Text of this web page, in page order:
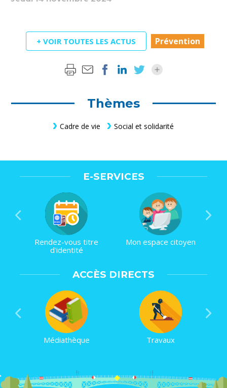
+ VOIR TOUTES LES ACTUS Prévention
Thèmes
Cadre de vie Social et solidarité
E-SERVICES
Rendez-vous titre
d'identité
Mon espace citoyen
ACCÈS DIRECTS
Médiathèque Travaux